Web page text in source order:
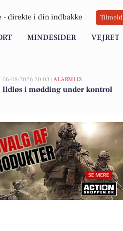
- direkte i din indbakke Tilmeld
MINDESIDER VEJRET
06-08-2026 20:03 | ALARM112
Ildløs i mødding under kontrol